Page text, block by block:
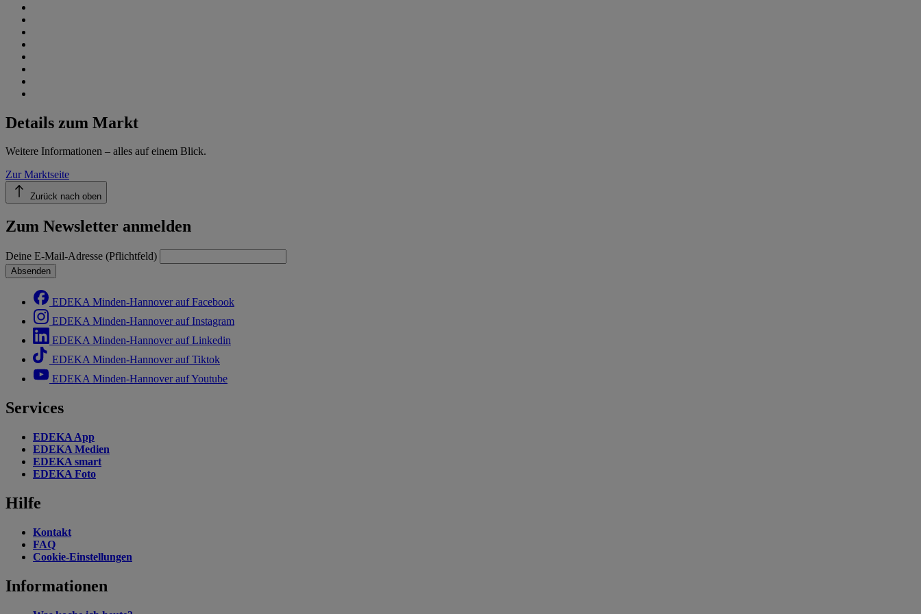
Details zum Markt
Weitere Informationen – alles auf einem Blick.
Zur Marktseite
Zurück nach oben
Zum Newsletter anmelden
Deine E-Mail-Adresse (Pflichtfeld)
Absenden
EDEKA Minden-Hannover auf Facebook
EDEKA Minden-Hannover auf Instagram
EDEKA Minden-Hannover auf Linkedin
EDEKA Minden-Hannover auf Tiktok
EDEKA Minden-Hannover auf Youtube
Services
EDEKA App
EDEKA Medien
EDEKA smart
EDEKA Foto
Hilfe
Kontakt
FAQ
Cookie-Einstellungen
Informationen